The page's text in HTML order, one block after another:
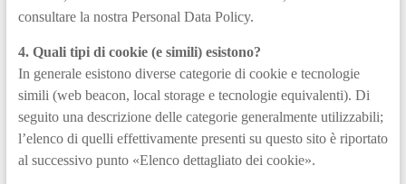
consultare la nostra Personal Data Policy.
4. Quali tipi di cookie (e simili) esistono?
In generale esistono diverse categorie di cookie e tecnologie
simili (web beacon, local storage e tecnologie equivalenti). Di
seguito una descrizione delle categorie generalmente utilizzabili;
l’elenco di quelli effettivamente presenti su questo sito è riportato
al successivo punto «Elenco dettagliato dei cookie».